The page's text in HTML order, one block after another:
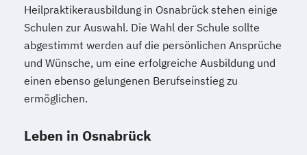
Heilpraktikerausbildung in Osnabrück stehen einige
Schulen zur Auswahl. Die Wahl der Schule sollte
abgestimmt werden auf die persönlichen Ansprüche
und Wünsche, um eine erfolgreiche Ausbildung und
einen ebenso gelungenen Berufseinstieg zu
ermöglichen.
Leben in Osnabrück